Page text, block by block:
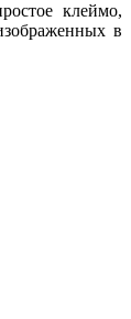
клеймо,
в